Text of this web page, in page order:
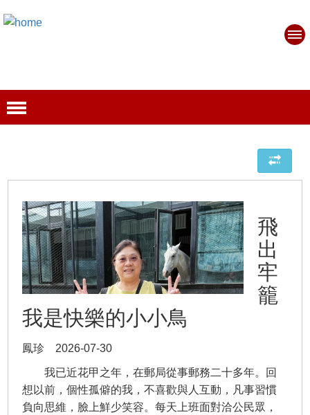
飛
出
牢
籠
我是快樂的小小鳥
鳳珍 2026-07-30
我已近花甲之年，在郵局從事郵務二十多年。回
想以前，個性孤僻的我，不喜歡與人互動，凡事習慣
負向思維，臉上鮮少笑容。每天上班面對洽公民眾，